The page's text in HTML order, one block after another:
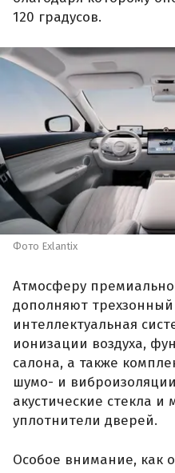
Атмосферу
дополняют
интеллектуальная
ионизации воздуха,
салона, а также
шумо- и
акустические стекла и
уплотнители дверей.
Особое внимание, как
российских
автомобиль получил
повышающих удобство
● система
возможностью
парковочного места и
с брелока;
● стальные